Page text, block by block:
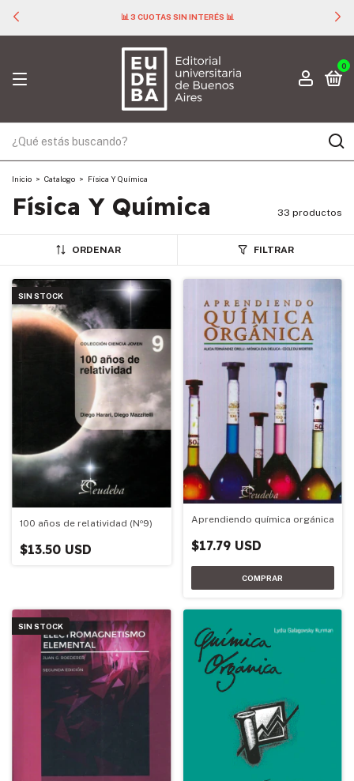
📊 3 CUOTAS SIN INTERÉS 📊
0
Inicio > Catalogo > Física Y Química
Física Y Química 33 productos
ORDENAR FILTRAR
SIN STOCK
100 años de relatividad (Nº9)
$13.50 USD
Aprendiendo química orgánica
$17.79 USD
SIN STOCK